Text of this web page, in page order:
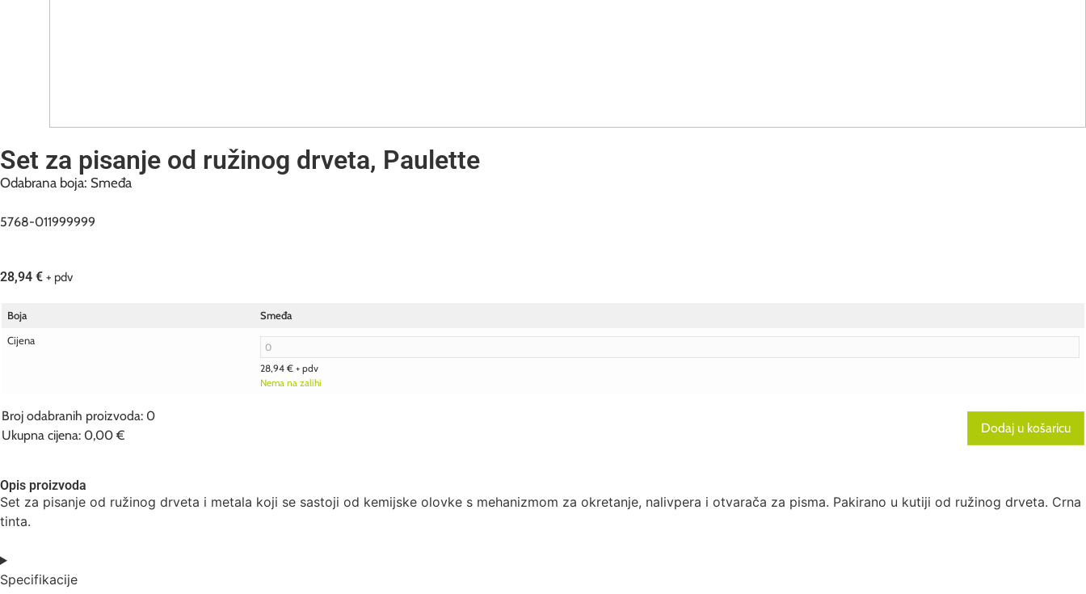
Set za pisanje od ružinog drveta, Paulette
Odabrana boja: Smeđa
5768-011999999
28,94 € + pdv
Boja
Smeđa
Cijena
28,94 € + pdv
Nema na zalihi
Broj odabranih proizvoda: 0
Ukupna cijena: 0,00 €
odabranih
proizvoda.
Your
total
is
Dodaj u košaricu
Opis proizvoda
Set za pisanje od ružinog drveta i metala koji se sastoji od kemijske olovke s mehanizmom za okretanje, nalivpera i otvarača za pisma. Pakirano u kutiji od ružinog drveta. Crna
tinta.
Specifikacije